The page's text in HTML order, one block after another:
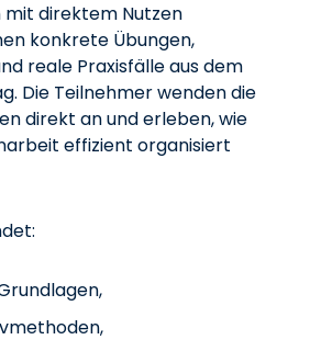
mit direktem Nutzen
konkrete Übungen,
reale Praxisfälle aus dem
Die Teilnehmer wenden die
direkt an und erleben, wie
effizient organisiert